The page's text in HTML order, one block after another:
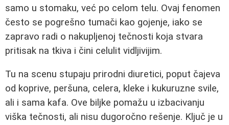
samo u stomaku, već po celom telu. Ovaj fenomen
često se pogrešno tumači kao gojenje, iako se
zapravo radi o nakupljenoj tečnosti koja stvara
pritisak na tkiva i čini celulit vidljivijim.
Tu na scenu stupaju prirodni diuretici, poput čajeva
od koprive, peršuna, celera, kleke i kukuruzne svile,
ali i sama kafa. Ove biljke pomažu u izbacivanju
viška tečnosti, ali nisu dugoročno rešenje. Ključ je u